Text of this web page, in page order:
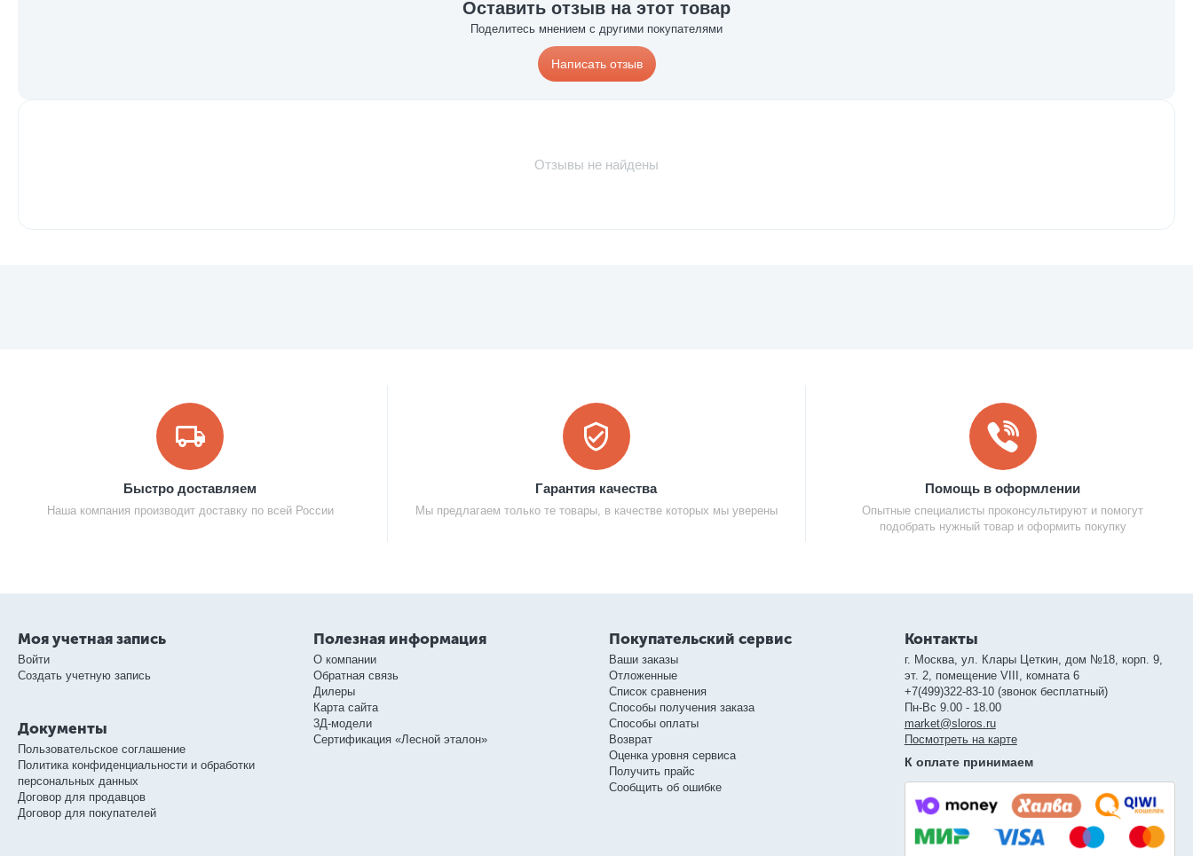
Оставить отзыв на этот товар
Поделитесь мнением с другими покупателями
Написать отзыв
Отзывы не найдены
Быстро доставляем
Наша компания производит доставку по всей России
Гарантия качества
Мы предлагаем только те товары, в качестве которых мы уверены
Помощь в оформлении
Опытные специалисты проконсультируют и помогут
подобрать нужный товар и оформить покупку
Моя учетная запись
Войти
Создать учетную запись
Документы
Пользовательское соглашение
Политика конфиденциальности и обработки
персональных данных
Договор для продавцов
Договор для покупателей
Полезная информация
О компании
Обратная связь
Дилеры
Карта сайта
3Д-модели
Сертификация «Лесной эталон»
Покупательский сервис
Ваши заказы
Отложенные
Список сравнения
Способы получения заказа
Способы оплаты
Возврат
Оценка уровня сервиса
Получить прайс
Сообщить об ошибке
Контакты
г. Москва, ул. Клары Цеткин, дом №18, корп. 9,
эт. 2, помещение VIII, комната 6
+7(499)322-83-10 (звонок бесплатный)
Пн-Вс 9.00 - 18.00
market@sloros.ru
Посмотреть на карте
К оплате принимаем